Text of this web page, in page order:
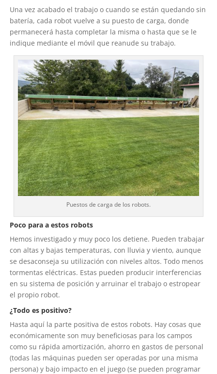
Una vez acabado el trabajo o cuando se están quedando sin
batería, cada robot vuelve a su puesto de carga, donde
permanecerá hasta completar la misma o hasta que se le
indique mediante el móvil que reanude su trabajo.
Puestos de carga de los robots.
Poco para a estos robots
Hemos investigado y muy poco los detiene. Pueden trabajar
con altas y bajas temperaturas, con lluvia y viento, aunque
se desaconseja su utilización con niveles altos. Todo menos
tormentas eléctricas. Estas pueden producir interferencias
en su sistema de posición y arruinar el trabajo o estropear
el propio robot.
¿Todo es positivo?
Hasta aquí la parte positiva de estos robots. Hay cosas que
económicamente son muy beneficiosas para los campos
como su rápida amortización, ahorro en gastos de personal
(todas las máquinas pueden ser operadas por una misma
persona) y bajo impacto en el juego (se pueden programar